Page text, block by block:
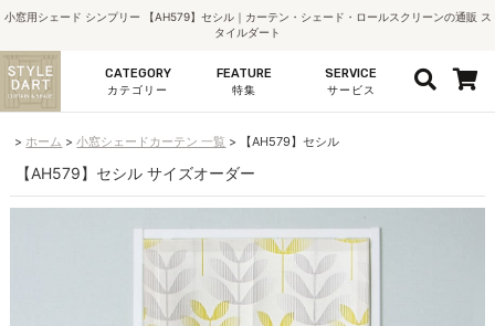
小窓用シェード シンプリー 【AH579】セシル｜カーテン・シェード・ロールスクリーンの通販 ス
タイルダート
CATEGORY
カテゴリー
FEATURE
特集
SERVICE
サービス
ホーム 小窓シェードカーテン 一覧 【AH579】セシル
【AH579】セシル サイズオーダー